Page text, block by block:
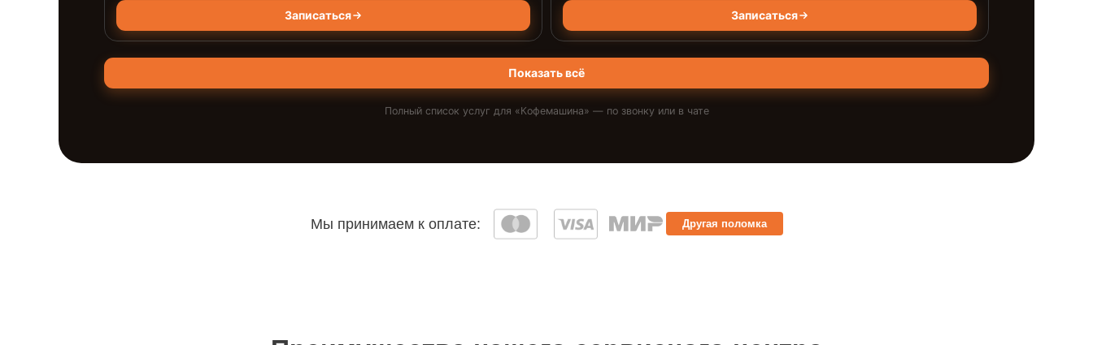
Записаться Записаться
Показать всё
Полный список услуг для «Кофемашина» — по звонку или в чате
Мы принимаем к оплате: Другая поломка